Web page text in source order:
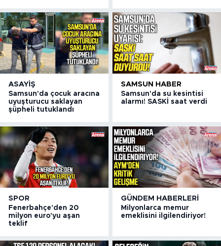
ASAYIŞ
Samsun'da çocuk aracına
uyuşturucu saklayan
şüpheli tutuklandı
SAMSUN HABER
Samsun'da su kesintisi
alarmı! SASKİ saat verdi
SPOR
Fenerbahçe'den 20
milyon euro'yu aşan
teklif
GÜNDEM HABERLERI
Milyonlarca memur
emeklisini ilgilendiriyor!